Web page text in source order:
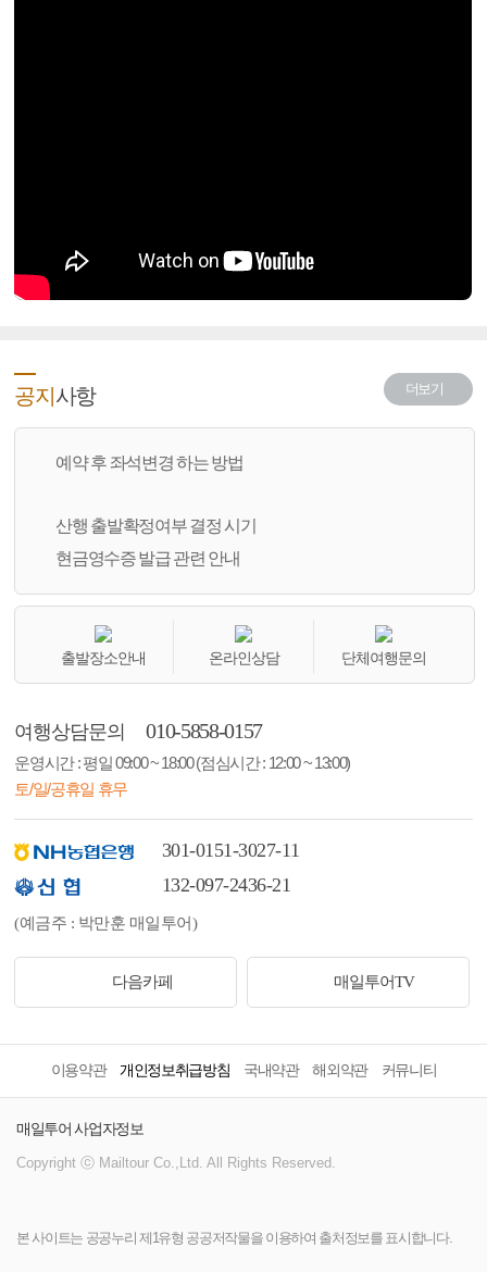
공지 사항 더보기
예약 후 좌석변경 하는 방법
산행 출발확정여부 결정 시기
현금영수증 발급 관련 안내
출발장소안내 온라인상담 단체여행문의
여행상담문의 010-5858-0157
운영시간 : 평일 09:00 ~ 18:00 (점심시간 : 12:00 ~ 13:00)
토/일/공휴일 휴무
301-0151-3027-11
132-097-2436-21
(예금주 : 박만훈 매일투어)
다음카페 매일투어TV
이용약관 개인정보취급방침 국내약관 해외약관 커뮤니티
매일투어 사업자정보
Copyright ⓒ Mailtour Co.,Ltd. All Rights Reserved.
본 사이트는 공공누리 제1유형 공공저작물을 이용하여 출처정보를 표시합니다.